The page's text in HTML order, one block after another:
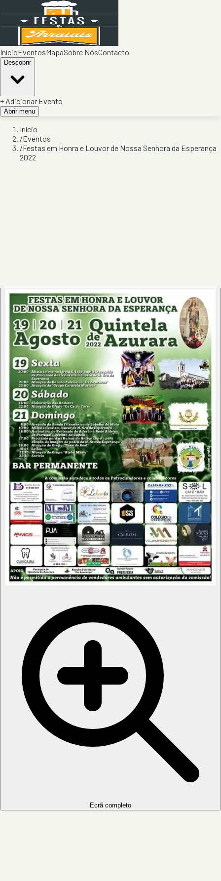
InícioEventosMapaSobre NósContacto
Descobrir
+ Adicionar Evento
Abrir menu
Início
/Eventos
/Festas em Honra e Louvor de Nossa Senhora da Esperança
2022
Ecrã completo